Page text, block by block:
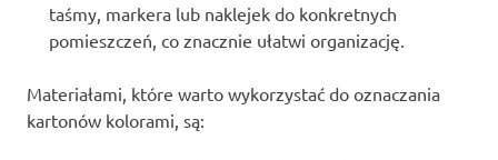
taśmy, markera lub naklejek do konkretnych
pomieszczeń, co znacznie ułatwi organizację.
Materiałami, które warto wykorzystać do oznaczania
kartonów kolorami, są: